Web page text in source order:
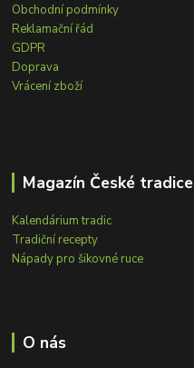
Obchodní podmínky
Reklamační řád
GDPR
Doprava
Vrácení zboží
Magazín České tradice
Kalendárium tradic
Tradiční recepty
Nápady pro šikovné ruce
O nás